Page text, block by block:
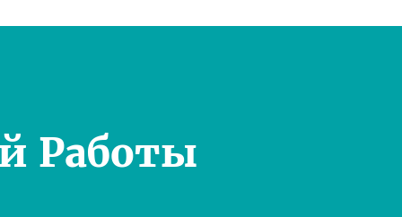
Работы